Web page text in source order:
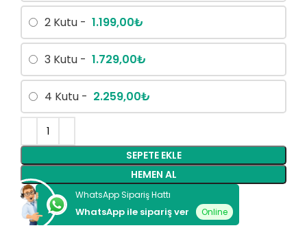
2 Kutu - 1.199,00₺
3 Kutu - 1.729,00₺
4 Kutu - 2.259,00₺
SEPETE EKLE
HEMEN AL
WhatsApp Sipariş Hattı
WhatsApp ile sipariş ver Online